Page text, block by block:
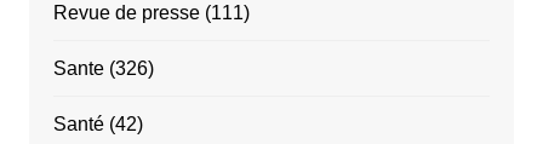
Revue de presse(111)
Sante(326)
Santé(42)